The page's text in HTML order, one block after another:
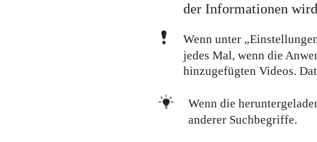
der Informationen
Wenn unter
jedes Mal, wenn die
hinzugefügten Videos.
Wenn die
anderer Suchbegriffe.